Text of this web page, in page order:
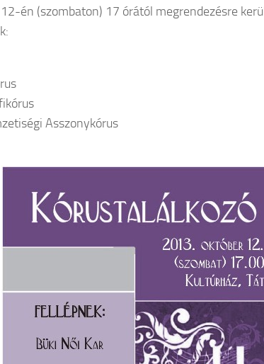
én (szombaton) 17 órától megrendezésre
Asszonykórus